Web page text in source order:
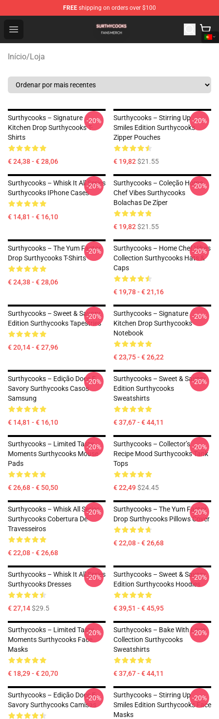
FREE shipping on orders over $100
Open menu
Surthycooks Shop - Official Surthycooks Merchandise
Início/Loja
Surthycooks – Signature
Kitchen Drop Surthycooks T-
Shirts
€ 24,38 - € 28,06
-20%
Surthycooks – Stirring Up
Smiles Edition Surthycooks
Zipper Pouches
€ 19,82$21.55
-20%
Surthycooks – Whisk It All Series
Surthycooks IPhone Cases
€ 14,81 - € 16,10
-20%
Surthycooks – Coleção Home
Chef Vibes Surthycooks
Bolachas De Zíper
€ 19,82$21.55
-20%
Surthycooks – The Yum Factor
Drop Surthycooks T-Shirts
€ 24,38 - € 28,06
-20%
Surthycooks – Home Chef Vibes
Collection Surthycooks Hats &
Caps
€ 19,78 - € 21,16
-20%
Surthycooks – Sweet & Savory
Edition Surthycooks Tapestries
€ 20,14 - € 27,96
-20%
Surthycooks – Signature
Kitchen Drop Surthycooks
Notebook
€ 23,75 - € 26,22
-20%
Surthycooks – Edição Doce E
Savory Surthycooks Casos
Samsung
€ 14,81 - € 16,10
-20%
Surthycooks – Sweet & Savory
Edition Surthycooks
Sweatshirts
€ 37,67 - € 44,11
-20%
Surthycooks – Limited Tasty
Moments Surthycooks Mouse
Pads
€ 26,68 - € 50,50
-20%
Surthycooks – Collector’s
Recipe Mood Surthycooks Tank
Tops
€ 22,49$24.45
-20%
Surthycooks – Whisk All Series
Surthycooks Cobertura De
Travesseiros
€ 22,08 - € 26,68
-20%
Surthycooks – The Yum Factor
Drop Surthycooks Pillows Cover
€ 22,08 - € 26,68
-20%
Surthycooks – Whisk It All Series
Surthycooks Dresses
€ 27,14$29.5
-20%
Surthycooks – Sweet & Savory
Edition Surthycooks Hoodies
€ 39,51 - € 45,95
-20%
Surthycooks – Limited Tasty
Moments Surthycooks Face
Masks
€ 18,29 - € 20,70
-20%
Surthycooks – Bake With Love
Collection Surthycooks
Sweatshirts
€ 37,67 - € 44,11
-20%
Surthycooks – Edição Doce E
Savory Surthycooks Camisas
-20%
Surthycooks – Stirring Up
Smiles Edition Surthycooks Face
Masks
-20%